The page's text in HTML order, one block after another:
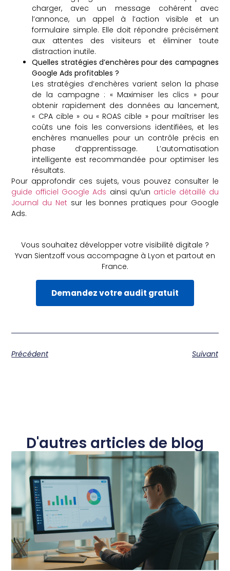
charger, avec un message cohérent avec
l’annonce, un appel à l’action visible et un
formulaire simple. Elle doit répondre précisément
aux attentes des visiteurs et éliminer toute
distraction inutile.
Quelles stratégies d’enchères pour des campagnes
Google Ads profitables ?
Les stratégies d’enchères varient selon la phase
de la campagne : « Maximiser les clics » pour
obtenir rapidement des données au lancement,
« CPA cible » ou « ROAS cible » pour maîtriser les
coûts une fois les conversions identifiées, et les
enchères manuelles pour un contrôle précis en
phase d’apprentissage. L’automatisation
intelligente est recommandée pour optimiser les
résultats.
Pour approfondir ces sujets, vous pouvez consulter le
guide officiel Google Ads ainsi qu’un article détaillé du
Journal du Net sur les bonnes pratiques pour Google
Ads.
Vous souhaitez développer votre visibilité digitale ?
Yvan Sientzoff vous accompagne à Lyon et partout en
France.
Demandez votre audit gratuit
Précédent Suivant
D'autres articles de blog